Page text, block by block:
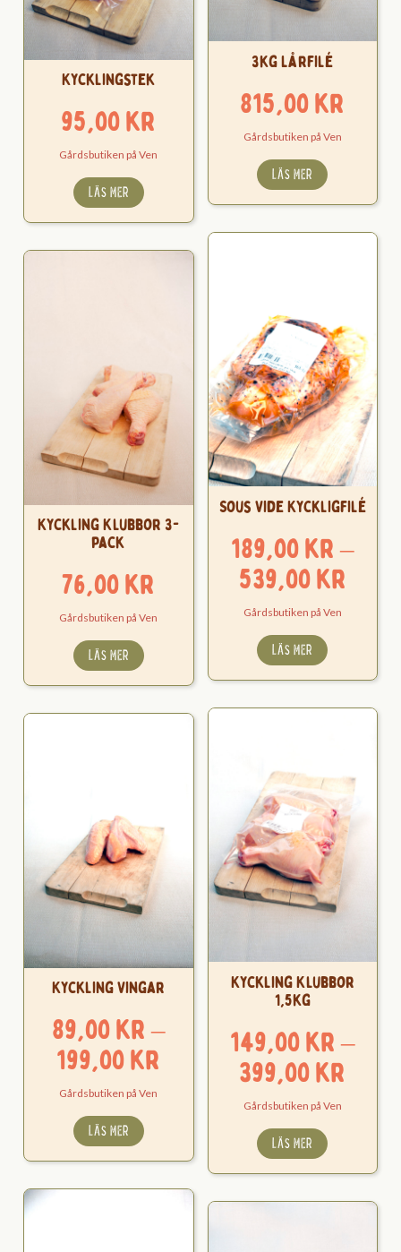
3kg Lårfilé
815,00kr
Gårdsbutiken på Ven
LÄS MER
Kycklingstek
95,00kr
Gårdsbutiken på Ven
LÄS MER
Sous Vide Kyckligfilé
189,00kr–
539,00kr
Gårdsbutiken på Ven
LÄS MER
Kyckling Klubbor 3-
pack
76,00kr
Gårdsbutiken på Ven
LÄS MER
Kyckling Klubbor
1,5kg
149,00kr–
399,00kr
Gårdsbutiken på Ven
LÄS MER
Kyckling Vingar
89,00kr–
199,00kr Prisintervall:
89,00 kr
199,00 kr
Gårdsbutiken på Ven
LÄS MER